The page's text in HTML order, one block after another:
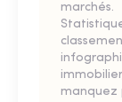
marchés.
manquez